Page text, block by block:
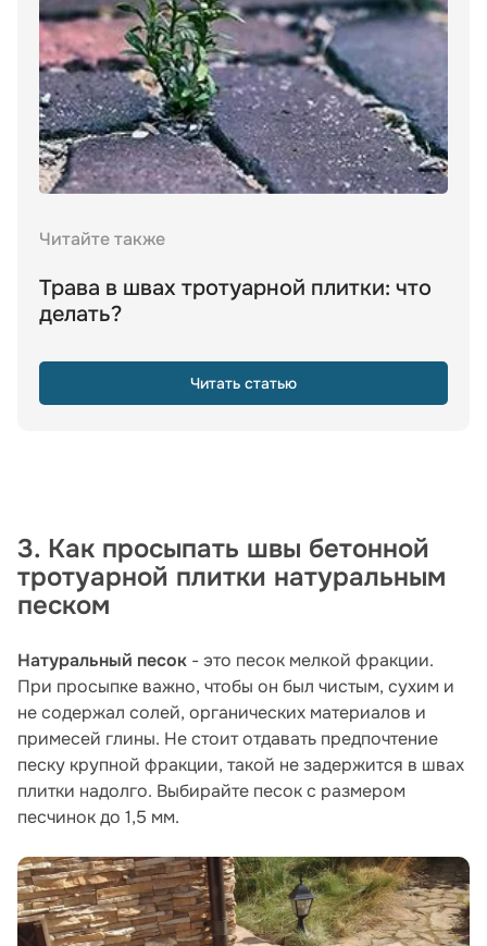
Читайте также
Трава в швах тротуарной плитки: что
делать?
Читать статью
3. Как просыпать швы бетонной
тротуарной плитки натуральным
песком
Натуральный песок - это песок мелкой фракции.
При просыпке важно, чтобы он был чистым, сухим и
не содержал солей, органических материалов и
примесей глины. Не стоит отдавать предпочтение
песку крупной фракции, такой не задержится в швах
плитки надолго. Выбирайте песок с размером
песчинок до 1,5 мм.